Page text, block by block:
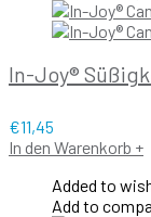
In-Joy®
€11,45
In den Warenkorb +
Added to
Add to